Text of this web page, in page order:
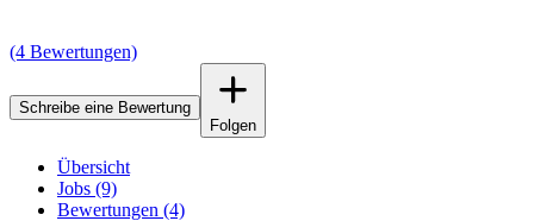
(4 Bewertungen)
Schreibe eine Bewertung
Folgen
Übersicht
Jobs (9)
Bewertungen (4)